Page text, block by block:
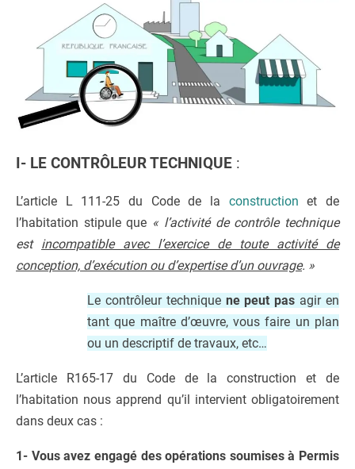
I- LE CONTRÔLEUR TECHNIQUE :
L’article L 111-25 du Code de la construction et de
l’habitation stipule que « l’activité de contrôle technique
est incompatible avec l’exercice de toute activité de
conception, d’exécution ou d’expertise d’un ouvrage. »
Le contrôleur technique ne peut pas agir en
tant que maître d’œuvre, vous faire un plan
ou un descriptif de travaux, etc…
L’article R165-17 du Code de la construction et de
l’habitation nous apprend qu’il intervient obligatoirement
dans deux cas :
1- Vous avez engagé des opérations soumises à Permis